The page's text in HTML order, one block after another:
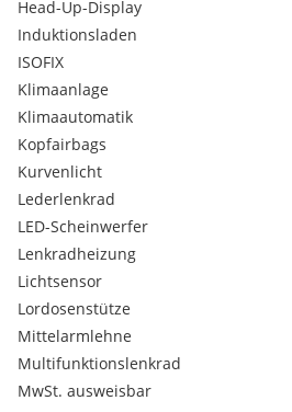
Türverkleidungen vorn
Description not found
Diebstahlwarnanlage mit
up-Horn und Abschleppschutz
Diebstahlwarnanlage mit Safe-
Digital Cockpit Pro - mehrfarbig -
wählbar
Digitaler Radioempfang DAB+
Diversity-Antenne für FM-Empfang
Doppelkupplungsgetriebe DQ381
Drehstromgenerator 140 A
Dreipunkt-
Rücksitzplatz
Dreipunkt-
Höheneinstellung und Gurtstraffer
Dämpfung hintenBasis 1
Dämpfung vorn
Head-Up-Display
Induktionsladen
ISOFIX
Klimaanlage
Klimaautomatik
Kopfairbags
Kurvenlicht
Lederlenkrad
LED-Scheinwerfer
Lenkradheizung
Lichtsensor
Lordosenstütze
Mittelarmlehne
Multifunktionslenkrad
MwSt. ausweisbar